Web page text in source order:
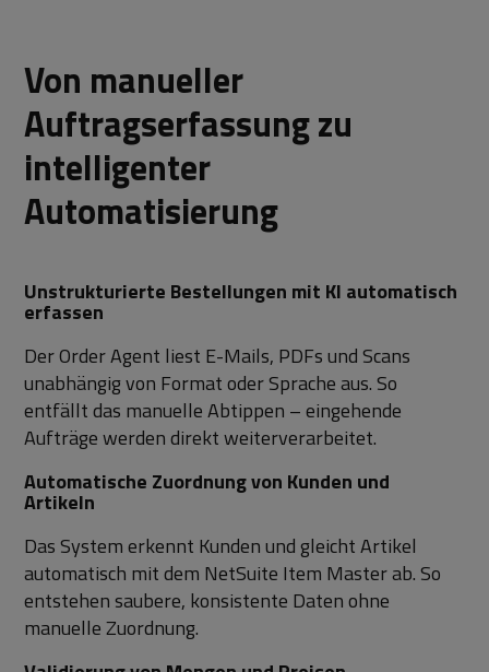
Von manueller
Auftragserfassung zu
intelligenter
Automatisierung
Unstrukturierte Bestellungen mit KI automatisch
erfassen
Der Order Agent liest E-Mails, PDFs und Scans
unabhängig von Format oder Sprache aus. So
entfällt das manuelle Abtippen – eingehende
Aufträge werden direkt weiterverarbeitet.
Automatische Zuordnung von Kunden und
Artikeln
Das System erkennt Kunden und gleicht Artikel
automatisch mit dem NetSuite Item Master ab. So
entstehen saubere, konsistente Daten ohne
manuelle Zuordnung.